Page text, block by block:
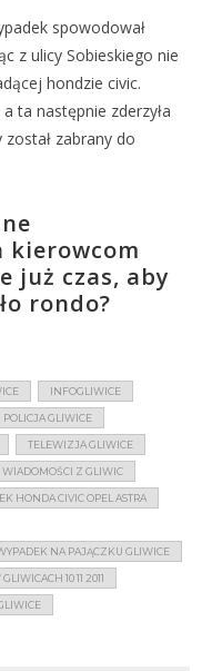
spowodował
z ulicy Sobieskiego nie
hondzie civic.
ta następnie zderzyła
zabrany do
kierowcom
już czas, aby
rondo?
INFOGLIWICE
POLICJA GLIWICE
TELEWIZJA GLIWICE
WIADOMOŚCI Z GLIWIC
HONDA CIVIC OPEL ASTRA
NA PAJĄCZKU GLIWICE
10 11 2011